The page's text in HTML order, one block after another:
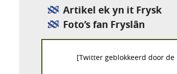
Artikel ek yn it Frysk
Foto’s fan Fryslân
[Twitter geblokkeerd door de